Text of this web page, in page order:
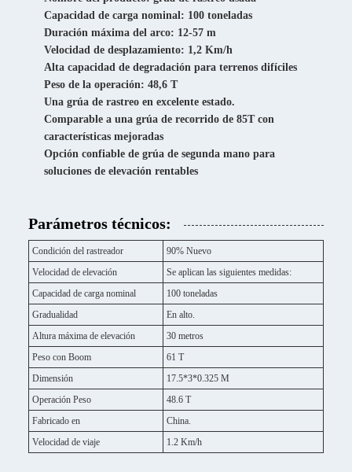
Capacidad de carga nominal: 100 toneladas
Duración máxima del arco: 12-57 m
Velocidad de desplazamiento: 1,2 Km/h
Alta capacidad de degradación para terrenos difíciles
Peso de la operación: 48,6 T
Una grúa de rastreo en excelente estado.
Comparable a una grúa de recorrido de 85T con
características mejoradas
Opción confiable de grúa de segunda mano para
soluciones de elevación rentables
Parámetros técnicos:
Condición del rastreador
90% Nuevo
Velocidad de elevación
Se aplican las siguientes medidas:
Capacidad de carga nominal
100 toneladas
Gradualidad
En alto.
Altura máxima de elevación
30 metros
Peso con Boom
61 T
Dimensión
17.5*3*0.325 M
Operación Peso
48.6 T
Fabricado en
China.
Velocidad de viaje
1.2 Km/h